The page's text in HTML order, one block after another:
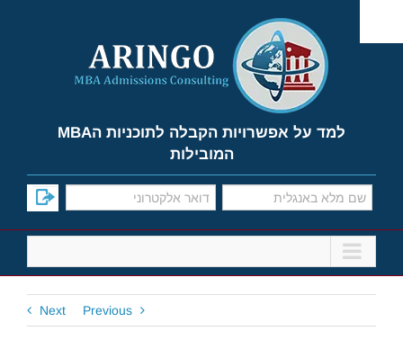
content
למד על אפשרויות הקבלה לתוכניות הMBA
המובילות
Previous
Next